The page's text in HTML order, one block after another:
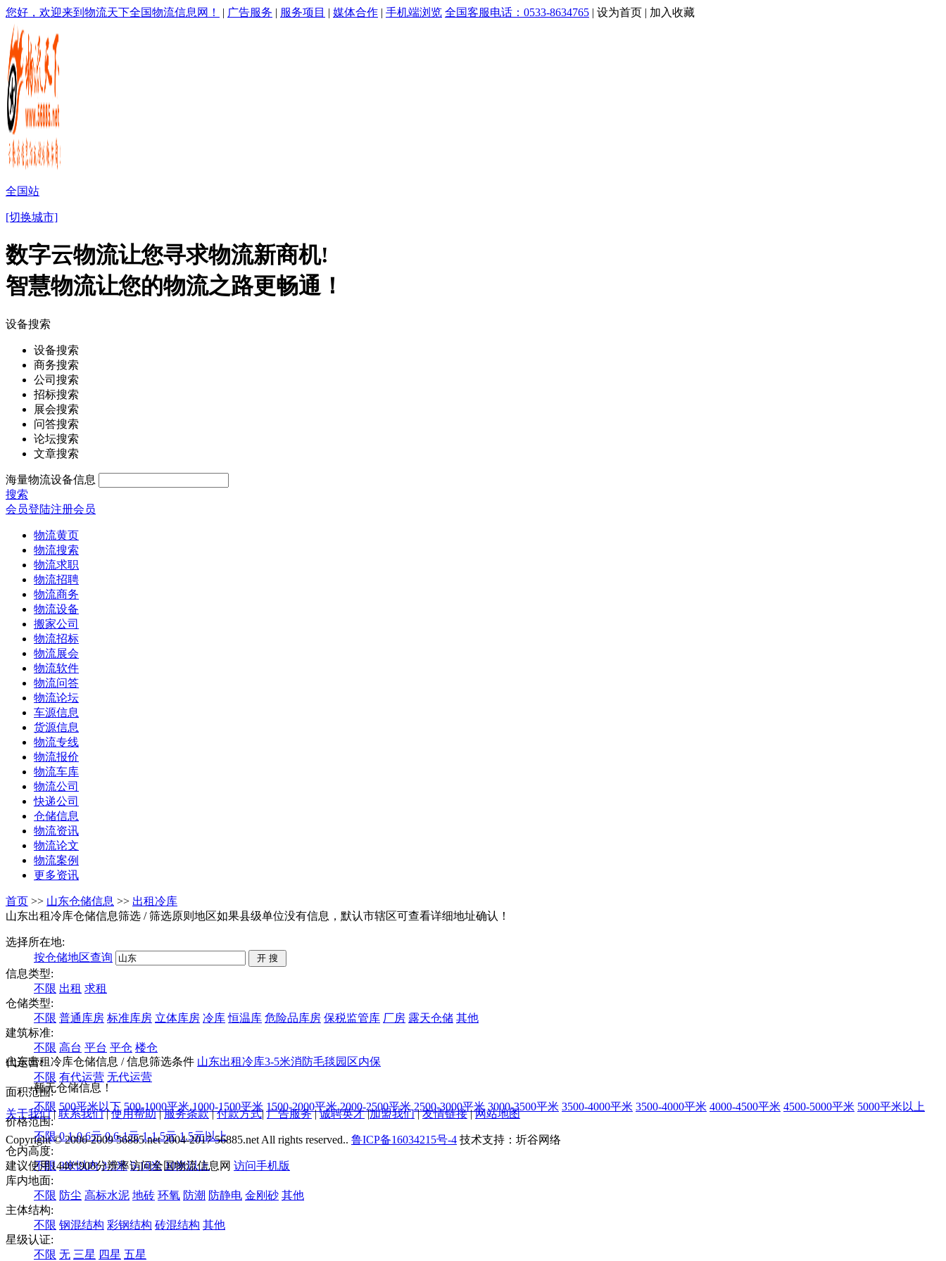
您好，欢迎来到物流天下全国物流信息网！ | 广告服务 | 服务项目 | 媒体合作 | 手机端浏览 全国客服电话：0533-8634765 | 设为首页 | 加入收藏
全国站
[切换城市]
数字云物流让您寻求物流新商机!
智慧物流让您的物流之路更畅通！
设备搜索
设备搜索
商务搜索
公司搜索
招标搜索
展会搜索
问答搜索
论坛搜索
文章搜索
海量物流设备信息
搜索
会员登陆注册会员
物流黄页
物流搜索
物流求职
物流招聘
物流商务
物流设备
搬家公司
物流招标
物流展会
物流软件
物流问答
物流论坛
车源信息
货源信息
物流专线
物流报价
物流车库
物流公司
快递公司
仓储信息
物流资讯
物流论文
物流案例
更多资讯
首页 >> 山东仓储信息 >> 出租冷库
山东出租冷库仓储信息筛选 / 筛选原则地区如果县级单位没有信息，默认市辖区可查看详细地址确认！
选择所在地:
按仓储地区查询
信息类型:
不限 出租 求租
仓储类型:
不限 普通库房 标准库房 立体库房 冷库 恒温库 危险品库房 保税监管库 厂房 露天仓储 其他
建筑标准:
不限 高台 平台 平仓 楼仓
代运营:
不限 有代运营 无代运营
面积范围:
不限 500平米以下 500-1000平米 1000-1500平米 1500-2000平米 2000-2500平米 2500-3000平米 3000-3500平米 3500-4000平米 3500-4000平米 4000-4500平米 4500-5000平米 5000平米以上
价格范围:
不限 0.1-0.6元 0.6-1元 1-1.5元 1.5元以上
仓内高度:
不限 3米以内 3-5米 5-10米 10米以上
库内地面:
不限 防尘 高标水泥 地砖 环氧 防潮 防静电 金刚砂 其他
主体结构:
不限 钢混结构 彩钢结构 砖混结构 其他
星级认证:
不限 无 三星 四星 五星
山东出租冷库仓储信息 / 信息筛选条件 山东出租冷库3-5米消防毛毯 园区内保
暂无仓储信息！
关于我们|联系我们|使用帮助|服务条款|付款方式|广告服务|诚聘英才|加盟我们|友情链接|网站地图
Copyright © 2006-2009 56885.net 2004-2017 56885.net All rights reserved.. 鲁ICP备16034215号-4 技术支持：圻谷网络
建议使用1440*900分辨率访问全国物流信息网 访问手机版